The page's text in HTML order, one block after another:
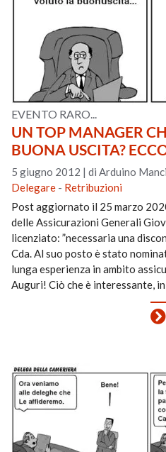
EVENTO RARO...
UN TOP MANAGER
BUONA USCITA?
5 giugno 2012 |di Arduino
Delegare - Retribuzioni
Post aggiornato il 25 marzo
delle Assicurazioni Generali
licenziato: ”necessaria una
Cda. Al suo posto è stato
lunga esperienza in ambito
Auguri! Ciò che è interessante,